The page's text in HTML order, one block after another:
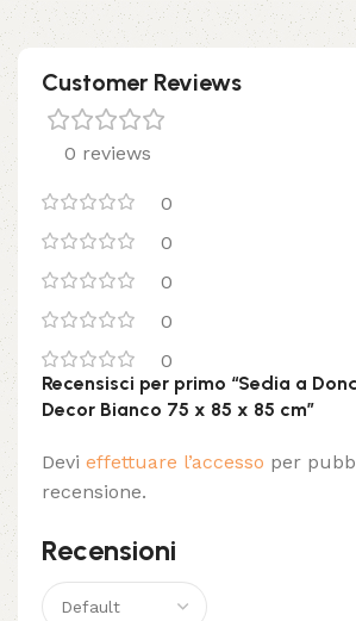
Customer Reviews
0 reviews
0
0
0
0
0
Recensioni
Recensisci per primo “Sedia a
Decor Bianco 75 x 85 x 85 cm”
Devi effettuare l’accesso per
recensione.